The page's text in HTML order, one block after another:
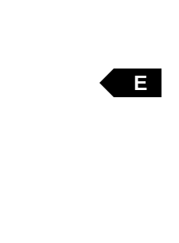
E